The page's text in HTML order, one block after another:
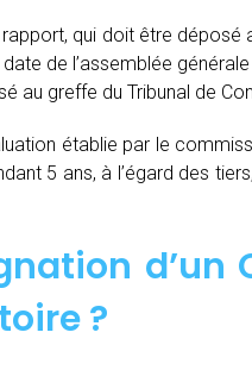
qui doit être
de l’assemblée
au greffe du Tribunal de
établie par le
5 ans, à l’égard des
d’un
?